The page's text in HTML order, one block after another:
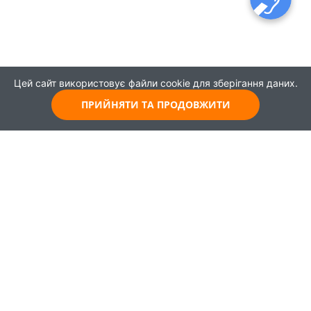
Цей сайт використовує файли cookie для зберігання даних.
ПРИЙНЯТИ ТА ПРОДОВЖИТИ